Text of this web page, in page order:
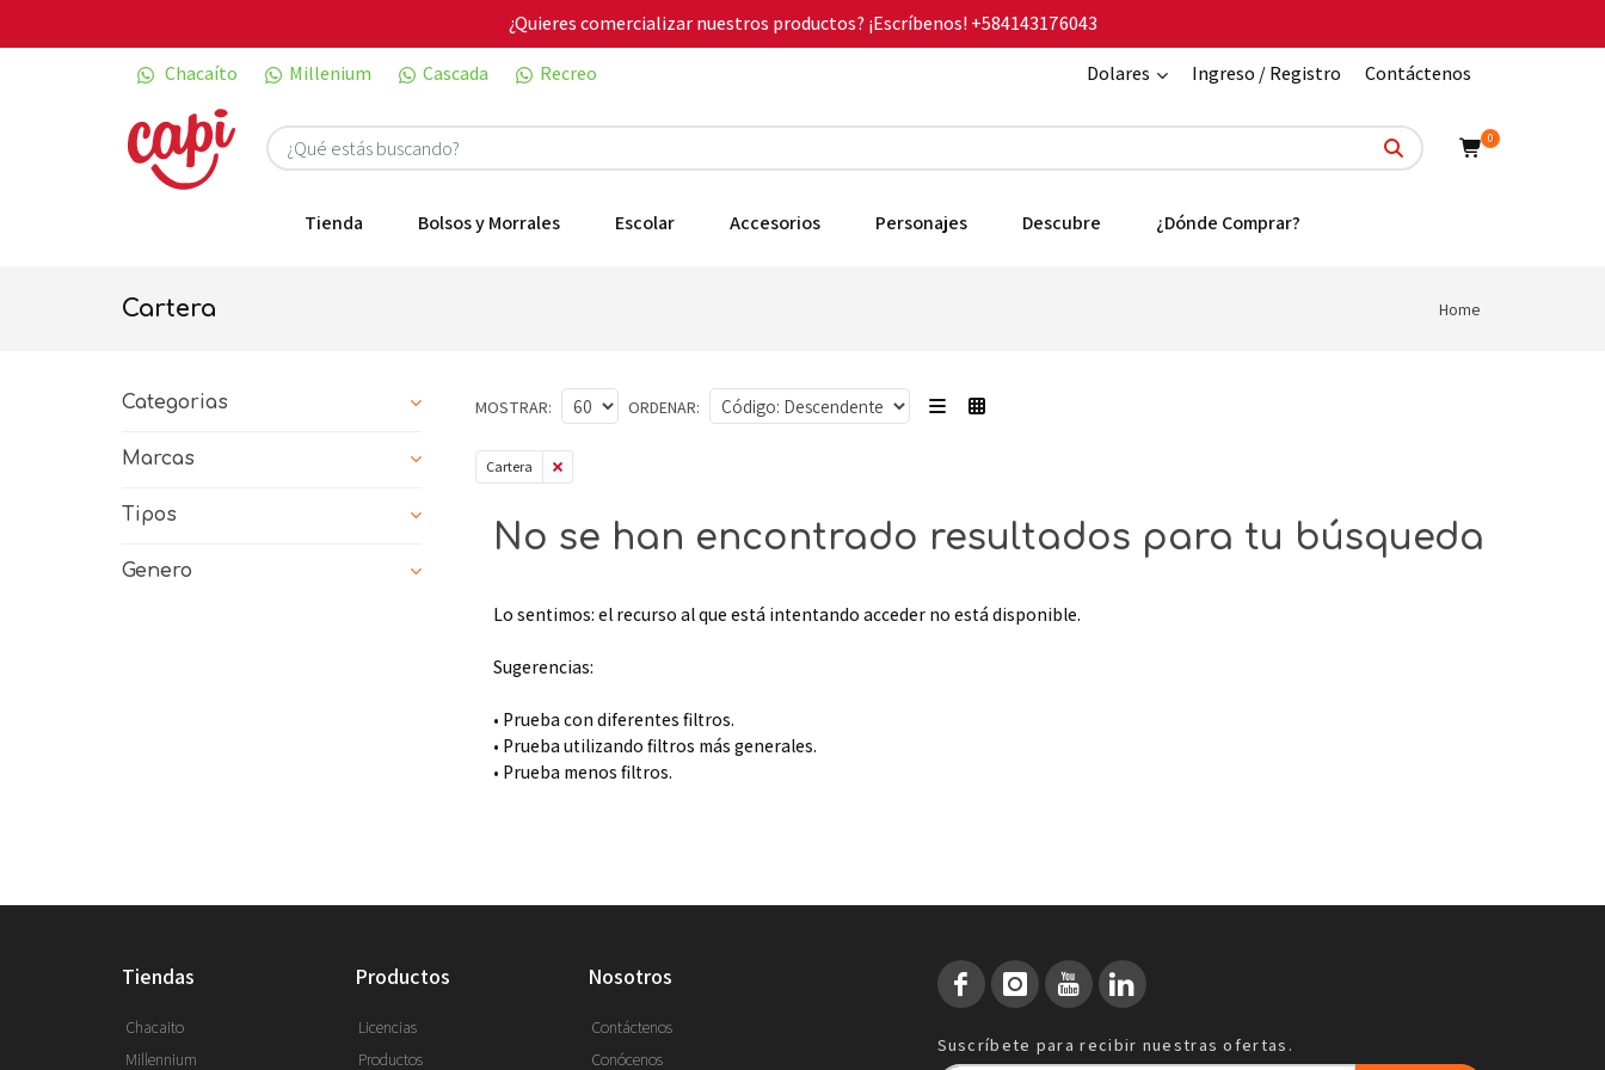
¿Quieres comercializar nuestros productos? ¡Escríbenos!+584143176043
Chacaíto
Millenium Cascada Recreo Dolares Ingreso / Registro Contáctenos
0
Tienda Bolsos y Morrales Escolar Accesorios Personajes Descubre ¿Dónde Comprar?
cartera Home
MOSTRAR: ORDENAR:
Cartera
No se han encontrado resultados para tu búsqueda
Lo sentimos: el recurso al que está intentando acceder no está disponible.
Sugerencias:
• Prueba con diferentes filtros.
• Prueba utilizando filtros más generales.
• Prueba menos filtros.
Categorias
Marcas
Tipos
Genero
tiendas
Chacaito
Millennium
productos
Licencias
Productos
nosotros
Contáctenos
Conócenos
Suscríbete para recibir nuestras ofertas.